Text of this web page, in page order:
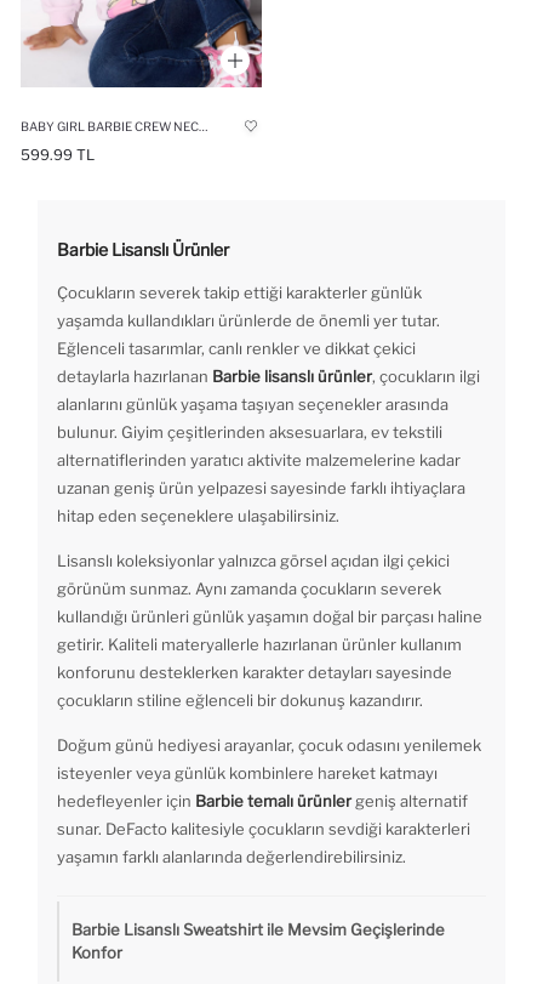
599.99 TL
Barbie Lisanslı Ürünler
Çocukların severek takip ettiği karakterler günlük
yaşamda kullandıkları ürünlerde de önemli yer tutar.
Eğlenceli tasarımlar, canlı renkler ve dikkat çekici
detaylarla hazırlanan Barbie lisanslı ürünler, çocukların ilgi
alanlarını günlük yaşama taşıyan seçenekler arasında
bulunur. Giyim çeşitlerinden aksesuarlara, ev tekstili
alternatiflerinden yaratıcı aktivite malzemelerine kadar
uzanan geniş ürün yelpazesi sayesinde farklı ihtiyaçlara
hitap eden seçeneklere ulaşabilirsiniz.
Lisanslı koleksiyonlar yalnızca görsel açıdan ilgi çekici
görünüm sunmaz. Aynı zamanda çocukların severek
kullandığı ürünleri günlük yaşamın doğal bir parçası haline
getirir. Kaliteli materyallerle hazırlanan ürünler kullanım
konforunu desteklerken karakter detayları sayesinde
çocukların stiline eğlenceli bir dokunuş kazandırır.
Doğum günü hediyesi arayanlar, çocuk odasını yenilemek
isteyenler veya günlük kombinlere hareket katmayı
hedefleyenler için Barbie temalı ürünlergeniş alternatif
sunar. DeFacto kalitesiyle çocukların sevdiği karakterleri
yaşamın farklı alanlarında değerlendirebilirsiniz.
Barbie Lisanslı Sweatshirt ile Mevsim Geçişlerinde
Konfor